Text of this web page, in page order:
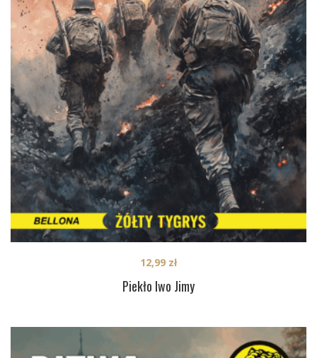
Piekło Iwo Jimy
12,99 zł